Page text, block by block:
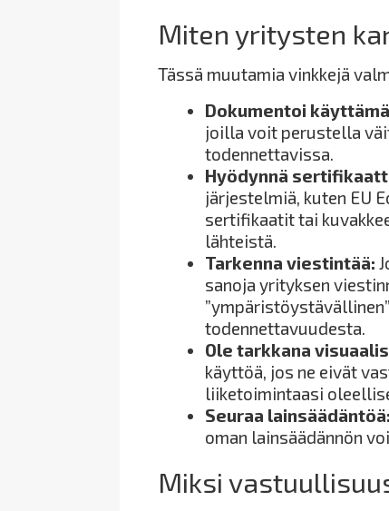
Miten yritysten
Tässä muutamia vinkkejä
Dokumentoi
joilla voit perustella
todennettavissa.
Hyödynnä
järjestelmiä, kuten EU
sertifikaatit tai
lähteistä.
Tarkenna viestintää:
sanoja yrityksen
todennettavuudesta.
Ole tarkkana
käyttöä, jos ne eivät
liiketoimintaasi
Seuraa lainsäädäntöä:
oman lainsäädännön
Miksi